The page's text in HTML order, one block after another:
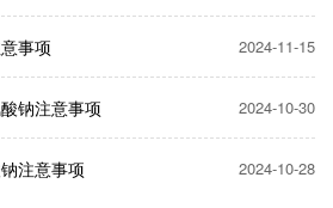
事项 2024-11-15
钠注意事项 2024-10-30
注意事项 2024-10-28